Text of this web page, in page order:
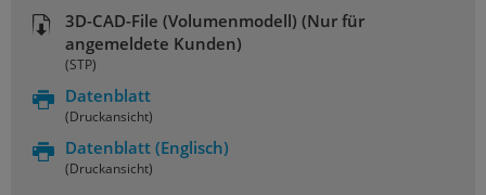
3D-CAD-File (Volumenmodell) (Nur für
angemeldete Kunden)
(STP)
Datenblatt
(Druckansicht)
Datenblatt (Englisch)
(Druckansicht)